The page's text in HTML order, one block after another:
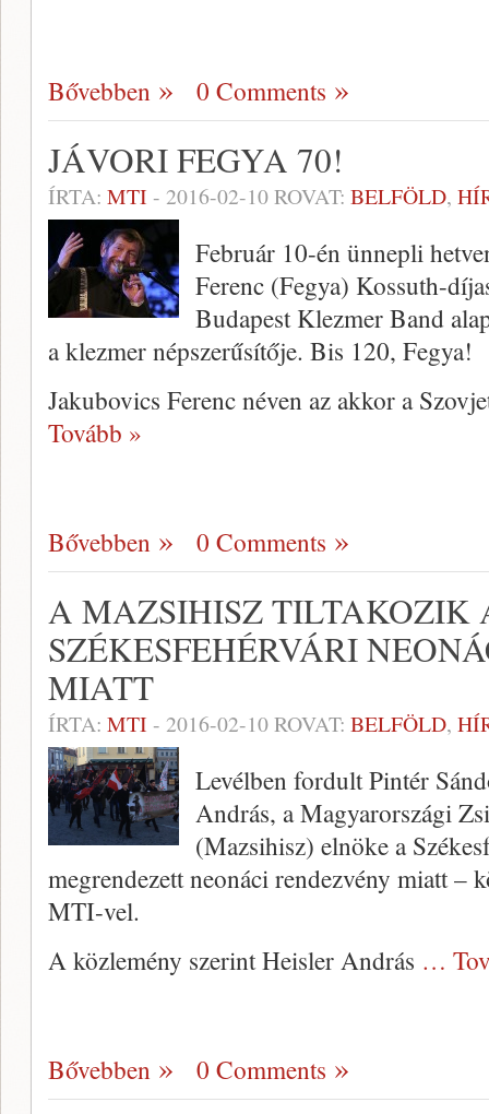
Bővebben 0 Comments
JÁVORI FEGYA 70!
ÍRTA: MTI - 2016-02-10ROVAT: BELFÖLD,
Február 10-én ünnepli
Ferenc (Fegya) Kossuth-
Budapest Klezmer Band
a klezmer népszerűsítője. Bis 120, Fegya!
Jakubovics Ferenc néven az akkor a
Tovább »
Bővebben 0 Comments
A MAZSIHISZ TILTAKOZIK
SZÉKESFEHÉRVÁRI
MIATT
ÍRTA: MTI - 2016-02-10ROVAT: BELFÖLD,
Levélben fordult Pintér
András, a Magyarországi
(Mazsihisz) elnöke a
megrendezett neonáci rendezvény miatt –
MTI-vel.
A közlemény szerint Heisler András …
Bővebben 0 Comments